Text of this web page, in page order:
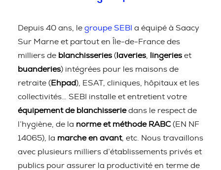
Depuis 40 ans, le groupe SEBI a équipé à Saacy
Sur Marne et partout en Île-de-France des
milliers de blanchisseries ( laveries lingeries et
buanderies) intégrées pour les maisons de
retraite (Ehpad), ESAT, cliniques, hôpitaux et les
collectivités… SEBI installe et entretient votre
équipement de blanchisseriedans le respect de
l’hygiène, de la norme et méthode RABC(EN NF
14065), la marche en avant, etc. Nous travaillons
avec plusieurs milliers d’établissements privés et
publics pour assurer la productivité en terme de